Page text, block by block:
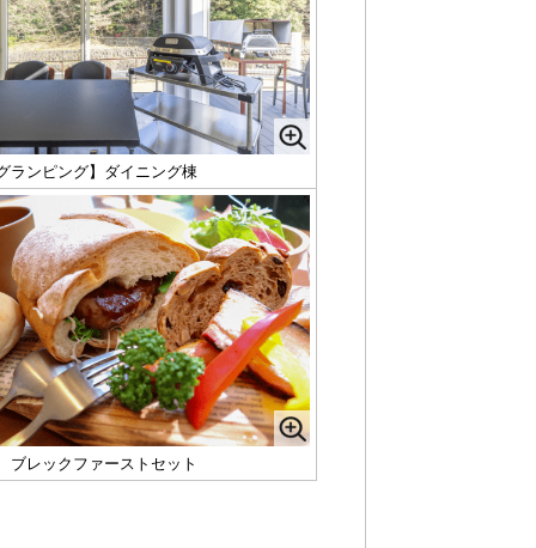
ランピング】ダイニング棟
レックファーストセット